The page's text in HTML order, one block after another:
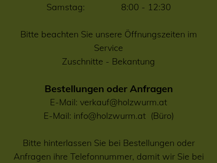
Samstag: 8:00 - 12:30
Bitte beachten Sie unsere Öffnungszeiten im
Service
Zuschnitte - Bekantung
Bestellungen oder Anfragen
E-Mail: verkauf@holzwurm.at
E-Mail: info@holzwurm.at(Büro)
Bitte hinterlassen Sie bei Bestellungen oder
Anfragen ihre Telefonnummer, damit wir Sie bei